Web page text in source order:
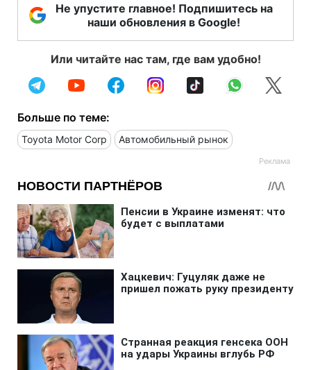
Не упустите главное! Подпишитесь на
наши обновления в Google!
Или читайте нас там, где вам удобно!
Больше по теме:
Toyota Motor Corp Автомобильный рынок